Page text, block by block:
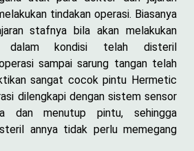
tindakan operasi. Biasanya
stafnya bila akan melakukan
dalam kondisi telah disteril
sampai sarung tangan telah
sangat cocok pintu Hermetic
dilengkapi dengan sistem sensor
dan menutup pintu, sehingga
annya tidak perlu memegang